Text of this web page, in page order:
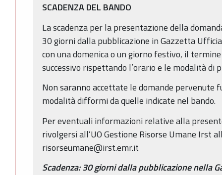
SCADENZA DEL BANDO
La scadenza per la presentazione della
30 giorni dalla pubblicazione in Gazzetta
con una domenica o un giorno festivo, il
successivo rispettando l’orario e le modalità di
Non saranno accettate le domande pervenute
modalità difformi da quelle indicate nel bando.
Per eventuali informazioni relative alla
rivolgersi all’UO Gestione Risorse Umane Irst
risorseumane@irst.emr.it
Scadenza: 30 giorni dalla pubblicazione nella